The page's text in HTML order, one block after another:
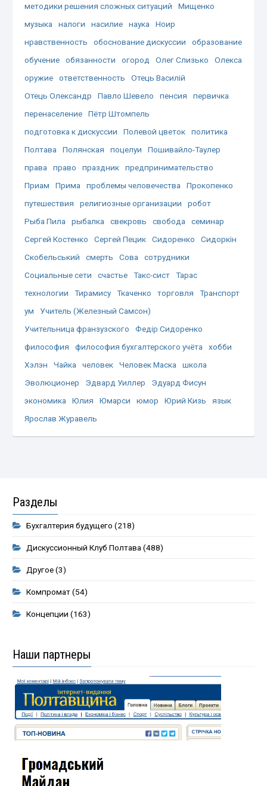
методики решения сложных ситуаций
Мищенко
музыка
налоги насилие наука
Ноир
нравственность
обоснование дискуссии
образование
обучение
обязанности огород Олег Слизько
Олекса
оружие
ответственность
Отець Василій
Отець Олександр
Павло Шевело пенсия
первичка
перенаселение
Пётр Штомпель
подготовка к дискуссии
Полевой цветок
политика
Полтава
Полянская поцелуи
Пошивайло-Таулер
права
право праздник
предпринимательство
Приам
Прима проблемы человечества
Прокопенко
путешествия
религиозные организации
робот
Рыба Пила
рыбалка свекровь свобода
семинар
Сергей Костенко
Сергей Пецик Сидоренко
Сидоркін
Скобельський
смерть Сова
сотрудники
Социальные сети
счастье Такс-сист
Тарас
технологии
Тирамису Ткаченко торговля
Транспорт
ум
Учитель (Железный Самсон)
Учительница франзузского
Федір Сидоренко
философия
философия бухгалтерского учёта
хобби
Хэлэн
Чайка человек Человек Маска
школа
Эволюционер
Эдвард Уиллер
Эдуард Фисун
экономика
Юлия Юмарси юмор Юрий Кизь
язык
Ярослав Журавель
Разделы
Бухгалтерия будущего (218)
Дискуссионный Клуб Полтава(488)
Другое(3)
Компромат(54)
Концепции (163)
Наши партнеры